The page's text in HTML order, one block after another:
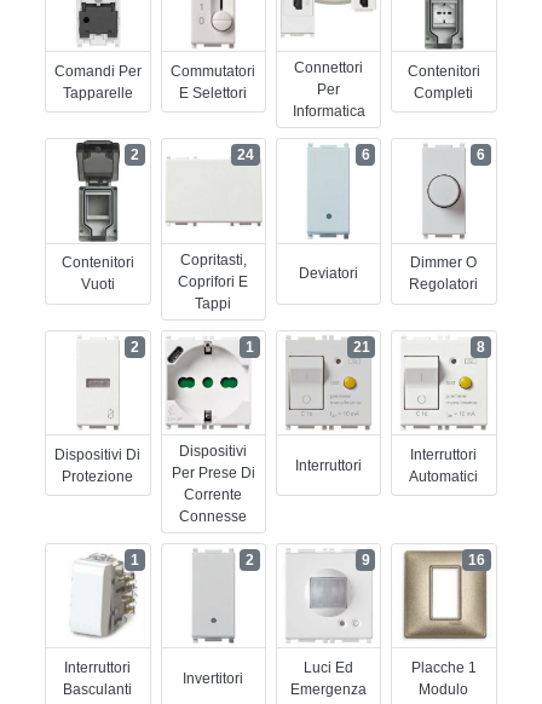
Comandi Per
Tapparelle
Commutatori
E Selettori
Connettori
Per
Informatica
Contenitori
Completi
Contenitori
Vuoti
2
Copritasti,
Coprifori E
Tappi
24
Deviatori
6
Dimmer O
Regolatori
6
Dispositivi Di
Protezione
2
Dispositivi
Per Prese Di
Corrente
Connesse
1
Interruttori
21
Interruttori
Automatici
8
Interruttori
Basculanti
1
Invertitori
2
Luci Ed
Emergenza
9
Placche 1
Modulo
16